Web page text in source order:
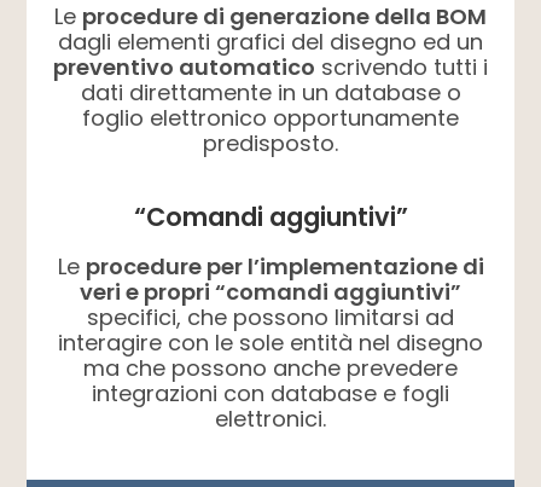
Le procedure di generazione della BOM
dagli elementi grafici del disegno ed un
preventivo automatico scrivendo tutti i
dati direttamente in un database o
foglio elettronico opportunamente
predisposto.
“Comandi aggiuntivi”
Le procedure per l’implementazione di
veri e propri “comandi aggiuntivi”
specifici, che possono limitarsi ad
interagire con le sole entità nel disegno
ma che possono anche prevedere
integrazioni con database e fogli
elettronici.